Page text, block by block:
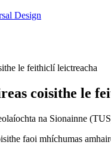
Design
le feithiclí leictreacha
coisithe le
na Sionainne
faoi mhíchumas